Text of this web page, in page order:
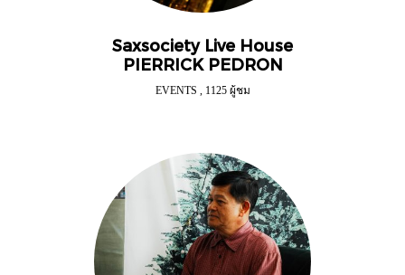
Saxsociety Live House
PIERRICK PEDRON
EVENTS , 1125 ผู้ชม